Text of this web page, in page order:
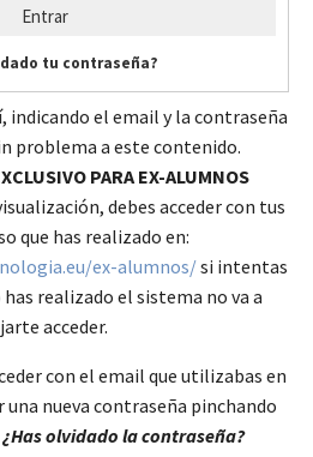
tu contraseña?
indicando el email y la contraseña
problema a este contenido.
PARA EX-ALUMNOS
debes acceder con tus
que has realizado en:
ex-alumnos/si intentas
realizado el sistema no va a
acceder.
con el email que utilizabas en
una nueva contraseña pinchando
¿Has olvidado la contraseña?